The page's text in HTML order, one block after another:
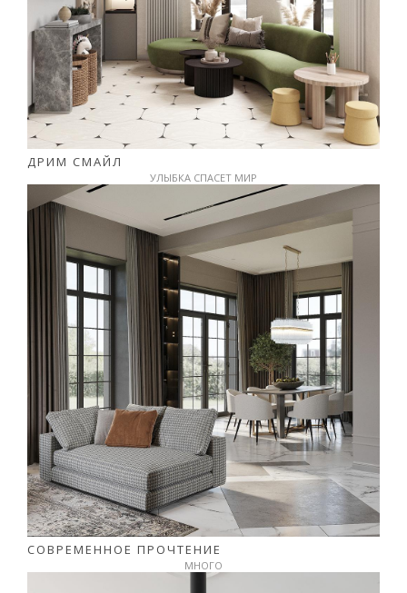
ДРИМ СМАЙЛ
УЛЫБКА СПАСЕТ МИР
СОВРЕМЕННОЕ ПРОЧТЕНИЕ
МНОГО